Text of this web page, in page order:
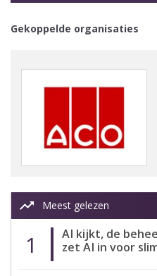
Gekoppelde organisaties
trending_up Meest gelezen
1
AI kijkt, de
zet AI in voor